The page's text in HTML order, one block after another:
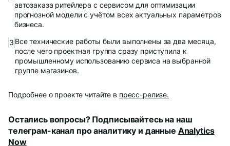
автозаказа ритейлера с сервисом для оптимизации
прогнозной модели с учётом всех актуальных параметров
бизнеса.
Все технические работы были выполнены за два месяца,
после чего проектная группа сразу приступила к
промышленному использованию сервиса на выбранной
группе магазинов.
Подробнее о проекте читайте в пресс-релизе.
Остались вопросы? Подписывайтесь на наш
телеграм-канал про аналитику и данные Analytics
Now